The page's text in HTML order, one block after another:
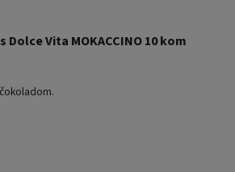
Vita MOKACCINO 10 kom